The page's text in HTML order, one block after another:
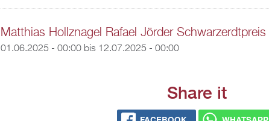
Matthias Hollznagel Rafael Jörder Schwarzerdtpreis
01.06.2025 - 00:00bis 12.07.2025 - 00:00
Share it